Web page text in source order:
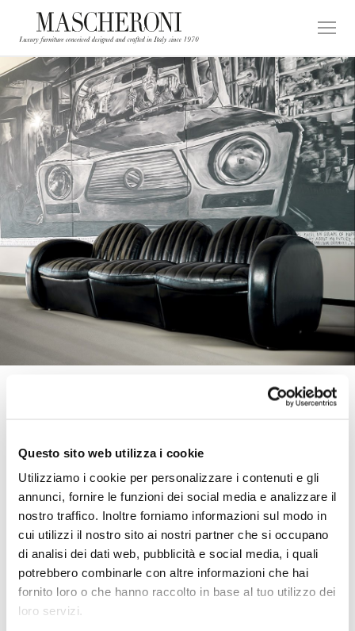
Questo sito web utilizza i cookie
Utilizziamo i cookie per personalizzare i contenuti e gli
annunci, fornire le funzioni dei social media e analizzare il
nostro traffico. Inoltre forniamo informazioni sul modo in
cui utilizzi il nostro sito ai nostri partner che si occupano
di analisi dei dati web, pubblicità e social media, i quali
potrebbero combinarle con altre informazioni che hai
fornito loro o che hanno raccolto in base al tuo utilizzo dei
loro servizi.
Botero
Iconica poltrona Mascheroni Botero disegnata da Piero
Mascheroni ispirata alle lussuose auto da corsa. Una
potente silhouette Art Déco, disponibile nella versione
poltrona, divano due pezzi e divano tre posti. Struttura
portante in legno massiccio, cinghie elastiche ed
imbottitura in gomma indeformabile con rivestimento in
dacron. Rivestimento disponibile in tutte le pelli bovine